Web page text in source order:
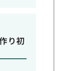
り初